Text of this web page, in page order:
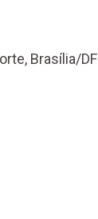
Brasília/DF